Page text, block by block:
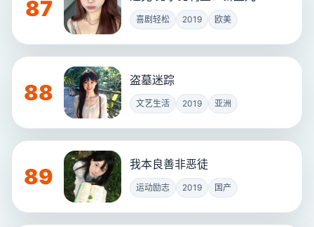
87 喜剧轻松 2019 欧美
88 盗墓迷踪
文艺生活 2019 亚洲
89 我本良善非恶徒
运动励志 2019 国产